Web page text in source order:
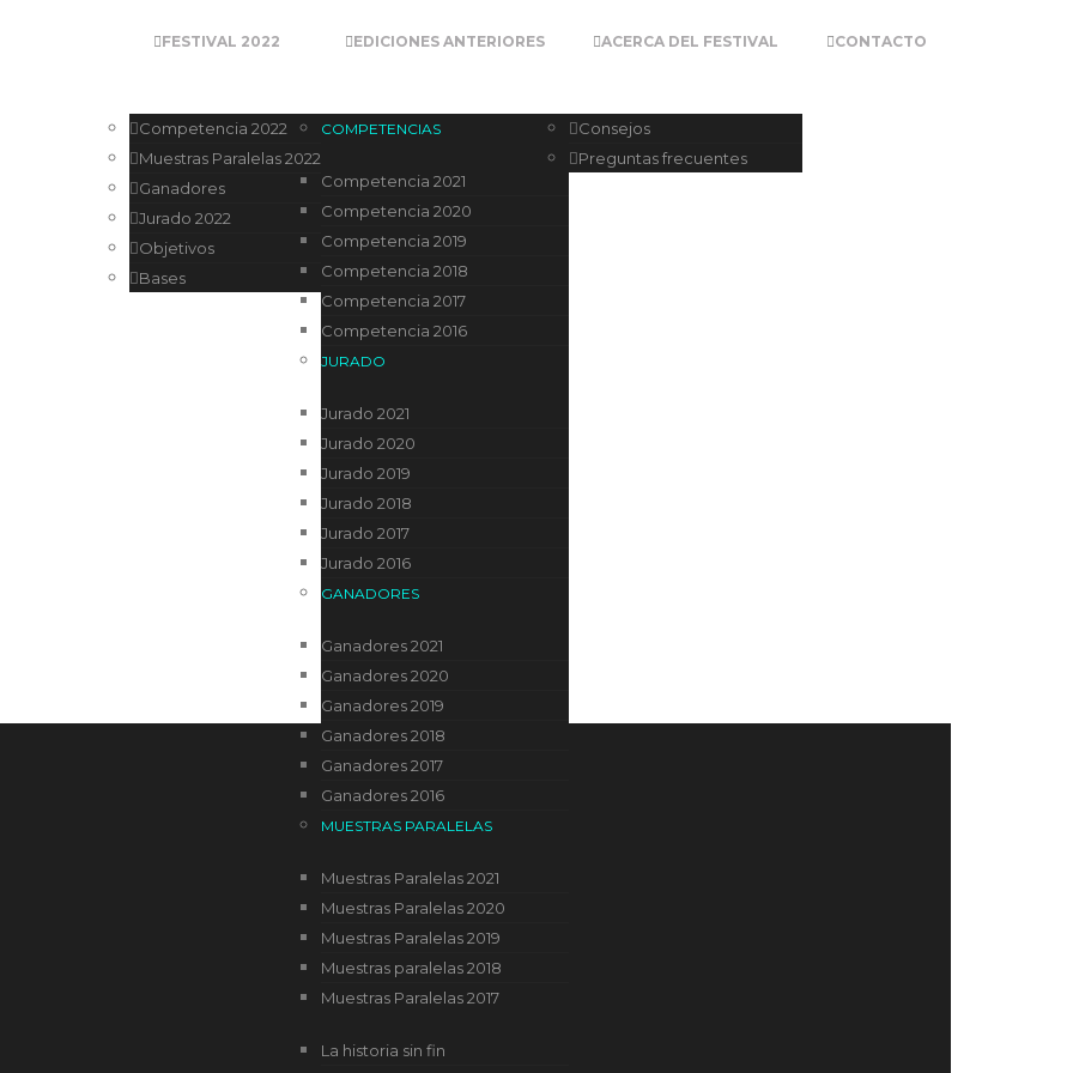
FESTIVAL 2022
Competencia 2022
Muestras Paralelas 2022
Ganadores
Jurado 2022
Objetivos
Bases
EDICIONES ANTERIORES
COMPETENCIAS
Competencia 2021
Competencia 2020
Competencia 2019
Competencia 2018
Competencia 2017
Competencia 2016
JURADO
Jurado 2021
Jurado 2020
Jurado 2019
Jurado 2018
Jurado 2017
Jurado 2016
GANADORES
Ganadores 2021
Ganadores 2020
Ganadores 2019
Ganadores 2018
Ganadores 2017
Ganadores 2016
MUESTRAS PARALELAS
Muestras Paralelas 2021
Muestras Paralelas 2020
Muestras Paralelas 2019
Muestras paralelas 2018
Muestras Paralelas 2017
La historia sin fin
ACERCA DEL FESTIVAL
Consejos
Preguntas frecuentes
CONTACTO